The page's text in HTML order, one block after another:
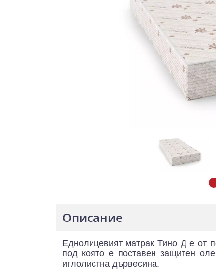
Описание
Еднолицевият матрак Тино Д е от
под която е поставен защитен
иглолистна дървесина.